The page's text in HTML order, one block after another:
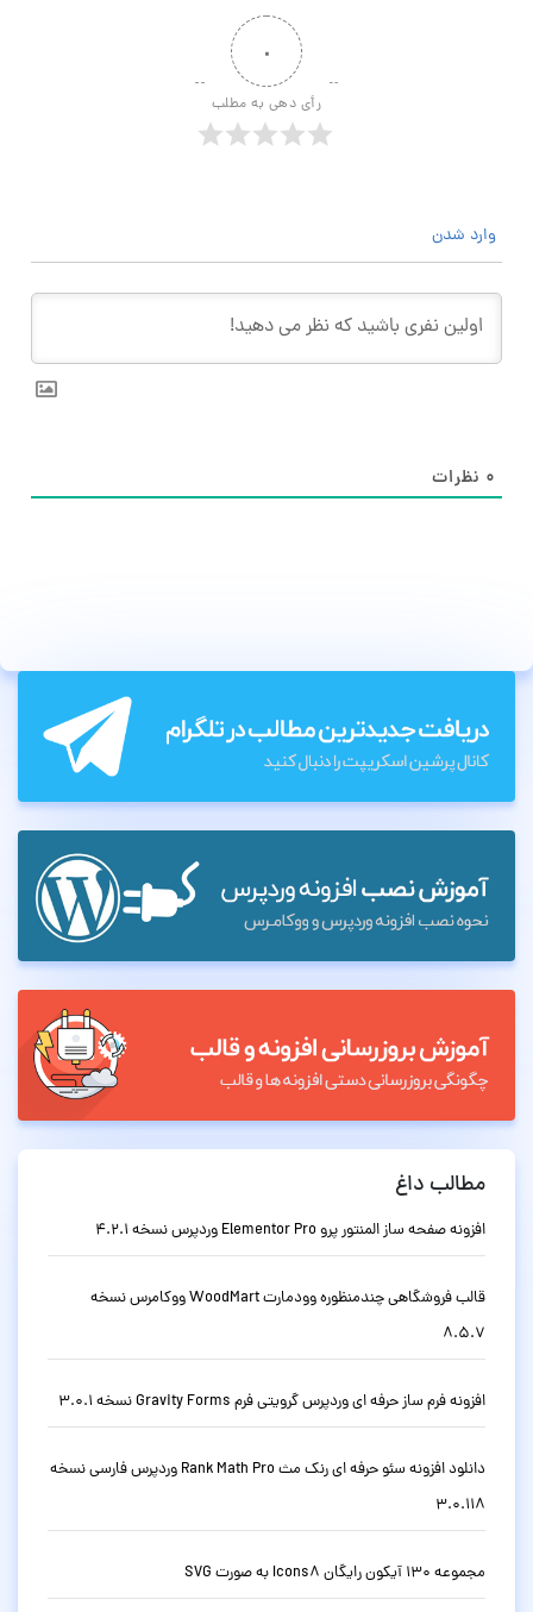
۰
رأی دهی به مطلب
وارد شدن
۰ نظرات
مطالب داغ
افزونه صفحه ساز المنتور پرو Elementor Pro وردپرس نسخه 4.2.1
قالب فروشگاهی چندمنظوره وودمارت WoodMart ووکامرس نسخه
8.5.7
افزونه فرم ساز حرفه ای وردپرس گرویتی فرم Gravity Forms نسخه 3.0.1
دانلود افزونه سئو حرفه ای رنک مث Rank Math Pro وردپرس فارسی نسخه
3.0.118
مجموعه 130 آیکون رایگان Icons8 به صورت SVG